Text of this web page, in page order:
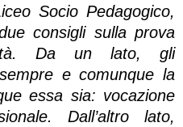
Socio Pedagogico,
consigli sulla prova
Da un lato, gli
e comunque la
essa sia: vocazione
Dall’altro lato,